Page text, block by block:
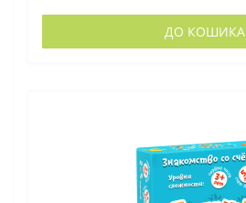
ДО КОШИКА